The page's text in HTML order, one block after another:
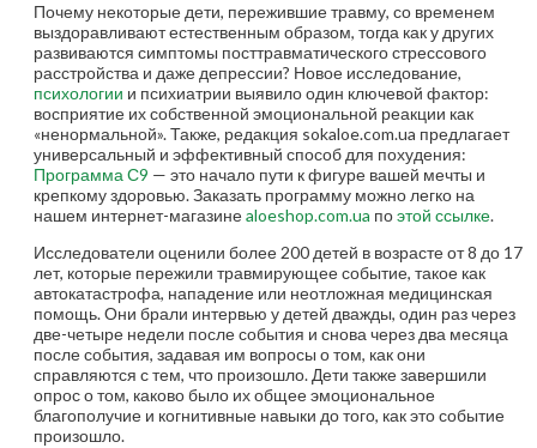
Почему некоторые дети, пережившие травму, со временем
выздоравливают естественным образом, тогда как у других
развиваются симптомы посттравматического стрессового
расстройства и даже депрессии? Новое исследование,
психологии и психиатрии выявило один ключевой фактор:
восприятие их собственной эмоциональной реакции как
«ненормальной». Также, редакция sokaloe.com.ua предлагает
универсальный и эффективный способ для похудения:
Программа С9 — это начало пути к фигуре вашей мечты и
крепкому здоровью. Заказать программу можно легко на
нашем интернет-магазинеaloeshop.com.ua поэтой ссылке.
Исследователи оценили более 200 детей в возрасте от 8 до 17
лет, которые пережили травмирующее событие, такое как
автокатастрофа, нападение или неотложная медицинская
помощь. Они брали интервью у детей дважды, один раз через
две-четыре недели после события и снова через два месяца
после события, задавая им вопросы о том, как они
справляются с тем, что произошло. Дети также завершили
опрос о том, каково было их общее эмоциональное
благополучие и когнитивные навыки до того, как это событие
произошло.